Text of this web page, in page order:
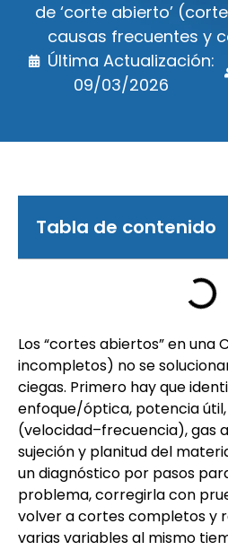
de ‘corte abierto’
causas frecuentes y
Última Actualización:
09/03/2026
Tabla de contenido
Los “cortes abiertos” en una
incompletos) no se
ciegas. Primero hay que
enfoque/óptica, potencia
(velocidad–frecuencia), gas
sujeción y planitud del
un diagnóstico por pasos
problema, corregirla con
volver a cortes completos y
varias variables al mismo